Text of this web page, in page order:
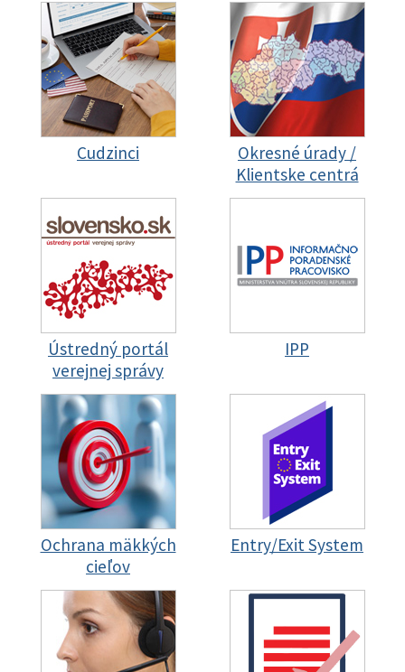
Cudzinci
Okresné úrady /
Klientske centrá
Ústredný portál
verejnej správy
IPP
Ochrana mäkkých
cieľov
Entry/Exit System